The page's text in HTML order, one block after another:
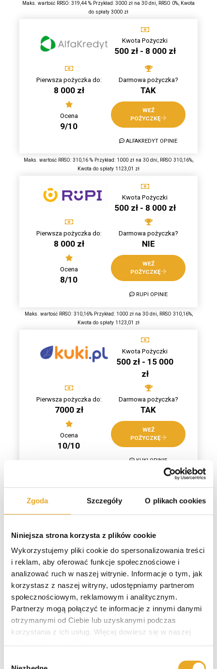
Zgoda Szczegóły O plikach cookies
Niniejsza strona korzysta z plików cookie
Wykorzystujemy pliki cookie do spersonalizowania treści
i reklam, aby oferować funkcje społecznościowe i
analizować ruch w naszej witrynie. Informacje o tym, jak
korzystasz z naszej witryny, udostępniamy partnerom
społecznościowym, reklamowym i analitycznym.
Partnerzy mogą połączyć te informacje z innymi danymi
otrzymanymi od Ciebie lub uzyskanymi podczas
korzystania z ich usług. Więcej dowiesz się w naszej
Maks. wartość RRSO: 319,44 % Przykład: 3000 zł na 30 dni, RRSO 0%, Kwota
do spłaty 3000 zł
Kwota Pożyczki
500 zł - 8 000 zł
Pierwsza pożyczka do:
8 000 zł
Darmowa pożyczka?
TAK
Ocena
9/10
WEŹ
POŻYCZKĘ
ALFAKREDYT OPINIE
Maks. wartość RRSO: 310,16 % Przykład: 1000 zł na 30 dni, RRSO 310,16%,
Kwota do spłaty 1123,01 zł
Kwota Pożyczki
500 zł - 8 000 zł
Pierwsza pożyczka do:
8 000 zł
Darmowa pożyczka?
NIE
Ocena
8/10
WEŹ
POŻYCZKĘ
RUPI OPINIE
Maks. wartość RRSO: 310,16% Przykład: 1000 zł na 30 dni, RRSO 310,16%,
Kwota do spłaty 1123,01 zł
Kwota Pożyczki
500 zł - 15 000
zł
Pierwsza pożyczka do:
7000 zł
Darmowa pożyczka?
TAK
Ocena
10/10
WEŹ
POŻYCZKĘ
KUKI OPINIE
Maks. wartość RRSO: 319,44% Przykład: 3000 zł na 30 dni, RRSO 0%, Kwota do
spłaty 3000 zł
Kwota Pożyczki
000 zł
Pierwsza pożyczka do:
150 000 zł
Darmowa pożyczka?
NIE
Ocena
9/10
WEŹ
SMARTNEY OPINIE
Maks. wartość RRSO: 17,37% Przykład: 108 357,37 zł, oprocentowanie zmienne